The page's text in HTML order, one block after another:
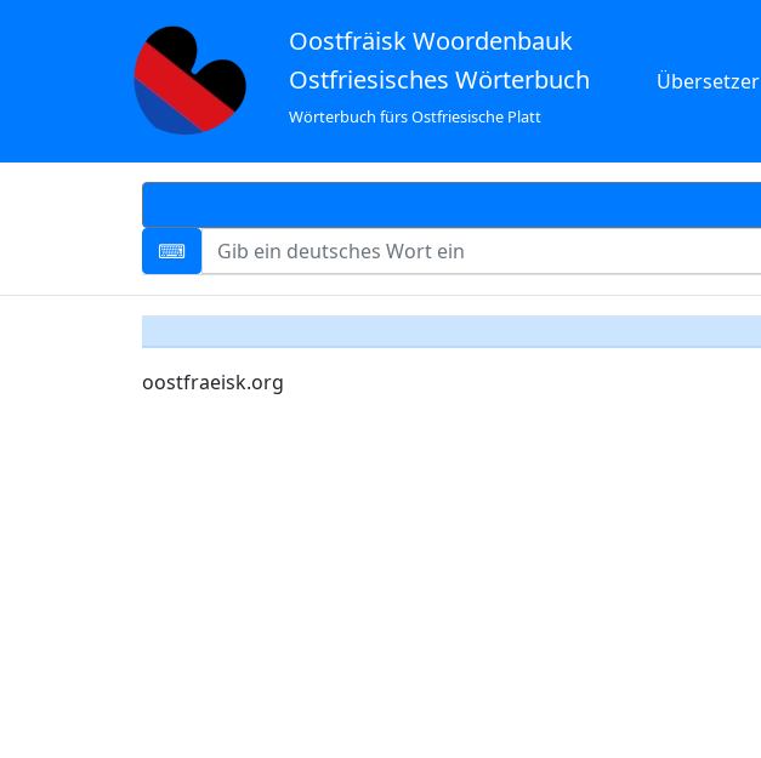
Oostfräisk Woordenbauk
Ostfriesisches Wörterbuch
Wörterbuch fürs Ostfriesische Platt
Übersetzer
oostfraeisk.org